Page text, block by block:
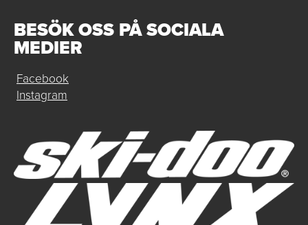
BESÖK OSS PÅ SOCIALA
MEDIER
Facebook
Instagram